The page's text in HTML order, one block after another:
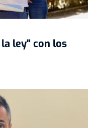
ley" con los